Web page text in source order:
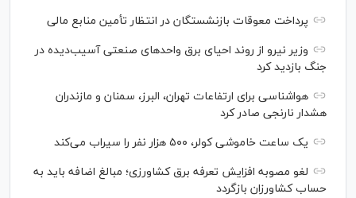
پرداخت معوقات بازنشستگان در انتظار تأمین منابع مالی
وزیر نیرو از روند احیای برق واحدهای صنعتی آسیب‌دیده در
جنگ بازدید کرد
هواشناسی برای ارتفاعات تهران، البرز، سمنان و مازندران
هشدار نارنجی صادر کرد
یک ساعت خاموشی کولر، ۵۰۰ هزار نفر را سیراب می‌کند
لغو مصوبه افزایش تعرفه برق کشاورزی؛ مبالغ اضافه باید به
حساب کشاورزان بازگردد